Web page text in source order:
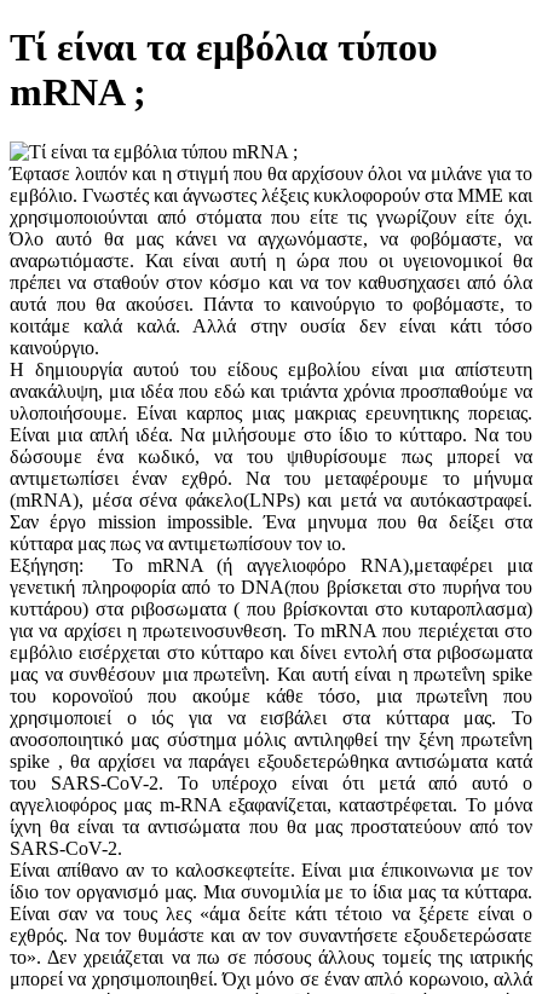
Τί είναι τα εμβόλια τύπου
mRNA ;
Έφτασε λοιπόν και η στιγμή που θα αρχίσουν όλοι να μιλάνε για το
εμβόλιο. Γνωστές και άγνωστες λέξεις κυκλοφορούν στα ΜΜΕ και
χρησιμοποιούνται από στόματα που είτε τις γνωρίζουν είτε όχι.
Όλο αυτό θα μας κάνει να αγχωνόμαστε, να φοβόμαστε, να
αναρωτιόμαστε. Και είναι αυτή η ώρα που οι υγειονομικοί θα
πρέπει να σταθούν στον κόσμο και να τον καθυσηχασει από όλα
αυτά που θα ακούσει. Πάντα το καινούργιο το φοβόμαστε, το
κοιτάμε καλά καλά. Αλλά στην ουσία δεν είναι κάτι τόσο
καινούργιο.
Η δημιουργία αυτού του είδους εμβολίου είναι μια απίστευτη
ανακάλυψη, μια ιδέα που εδώ και τριάντα χρόνια προσπαθούμε να
υλοποιήσουμε. Είναι καρπος μιας μακριας ερευνητικης πορειας.
Είναι μια απλή ιδέα. Να μιλήσουμε στο ίδιο το κύτταρο. Να του
δώσουμε ένα κωδικό, να του ψιθυρίσουμε πως μπορεί να
αντιμετωπίσει έναν εχθρό. Να του μεταφέρουμε το μήνυμα
(mRNA), μέσα σένα φάκελο(LNPs) και μετά να αυτόκαστραφεί.
Σαν έργο mission impossible. Ένα μηνυμα που θα δείξει στα
κύτταρα μας πως να αντιμετωπίσουν τον ιο.
Εξήγηση: Το mRNA (ή αγγελιοφόρο RNA),μεταφέρει μια
γενετική πληροφορία από το DNA(που βρίσκεται στο πυρήνα του
κυττάρου) στα ριβοσωματα ( που βρίσκονται στο κυταροπλασμα)
για να αρχίσει η πρωτεινοσυνθεση. Το mRNA που περιέχεται στο
εμβόλιο εισέρχεται στο κύτταρο και δίνει εντολή στα ριβοσωματα
μας να συνθέσουν μια πρωτεΐνη. Και αυτή είναι η πρωτεΐνη spike
του κορονοϊού που ακούμε κάθε τόσο, μια πρωτεΐνη που
χρησιμοποιεί ο ιός για να εισβάλει στα κύτταρα μας. Το
ανοσοποιητικό μας σύστημα μόλις αντιληφθεί την ξένη πρωτεΐνη
spike , θα αρχίσει να παράγει εξουδετερώθηκα αντισώματα κατά
του SARS-CoV-2. Το υπέροχο είναι ότι μετά από αυτό ο
αγγελιοφόρος μας m-RNA εξαφανίζεται, καταστρέφεται. Το μόνα
ίχνη θα είναι τα αντισώματα που θα μας προστατεύουν από τον
SARS-CoV-2.
Είναι απίθανο αν το καλοσκεφτείτε. Είναι μια έπικοινωνια με τον
ίδιο τον οργανισμό μας. Μια συνομιλία με το ίδια μας τα κύτταρα.
Είναι σαν να τους λες «άμα δείτε κάτι τέτοιο να ξέρετε είναι ο
εχθρός. Να τον θυμάστε και αν τον συναντήσετε εξουδετερώσατε
το». Δεν χρειάζεται να πω σε πόσους άλλους τομείς της ιατρικής
μπορεί να χρησιμοποιηθεί. Όχι μόνο σε έναν απλό κορωνοιο, αλλά